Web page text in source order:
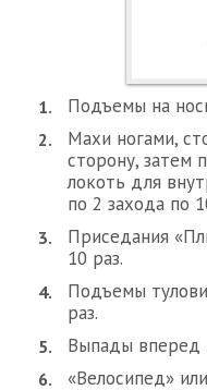
Подъемы на
Махи ногами,
сторону, затем
локоть для
по 2 захода по
Приседания
10 раз.
Подъемы
раз.
Выпады вперед
«Велосипед» или